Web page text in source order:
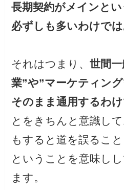
長期契約がメインと
必ずしも多いわけでは
それはつまり、世間
業”や”マーケティン
そのまま通用するわ
とをきちんと意識し
もすると道を誤るこ
ということを意味し
ます。